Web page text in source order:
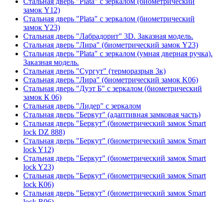
замок Y12)
Стальная дверь "Plata" с зеркалом (биометрический
замок Y23)
Стальная дверь "Лабрадорит" 3D. Заказная модель.
Стальная дверь "Лира" (биометрический замок Y23)
Стальная дверь "Plata" с зеркалом (умная дверная ручка).
Заказная модель.
Стальная дверь "Сургут" (терморазрыв 3к)
Стальная дверь "Лира" (биометрический замок K06)
Стальная дверь "Дуэт Б" с зеркалом (биометрический
замок К 06)
Стальная дверь "Лидер" с зеркалом
Стальная дверь "Беркут" (адаптивная замковая часть)
Стальная дверь "Беркут" (биометрический замок Smart
lock DZ 888)
Стальная дверь "Беркут" (биометрический замок Smart
lock Y12)
Стальная дверь "Беркут" (биометрический замок Smart
lock Y23)
Стальная дверь "Беркут" (биометрический замок Smart
lock К06)
Стальная дверь "Беркут" (биометрический замок Smart